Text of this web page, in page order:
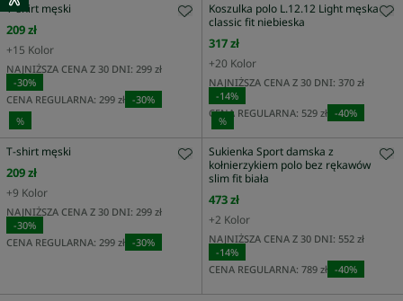
T-shirt męski
209 zł
+15 Kolor
NAJNIŻSZA CENA Z 30 DNI: 299 zł
-30%
CENA REGULARNA: 299 zł -30%
Koszulka polo L.12.12 Light męska
classic fit niebieska
317 zł
+20 Kolor
NAJNIŻSZA CENA Z 30 DNI: 370 zł
-14%
CENA REGULARNA: 529 zł -40%
%
T-shirt męski
209 zł
+9 Kolor
NAJNIŻSZA CENA Z 30 DNI: 299 zł
-30%
CENA REGULARNA: 299 zł -30%
%
Sukienka Sport damska z
kołnierzykiem polo bez rękawów
slim fit biała
473 zł
+2 Kolor
NAJNIŻSZA CENA Z 30 DNI: 552 zł
-14%
CENA REGULARNA: 789 zł -40%